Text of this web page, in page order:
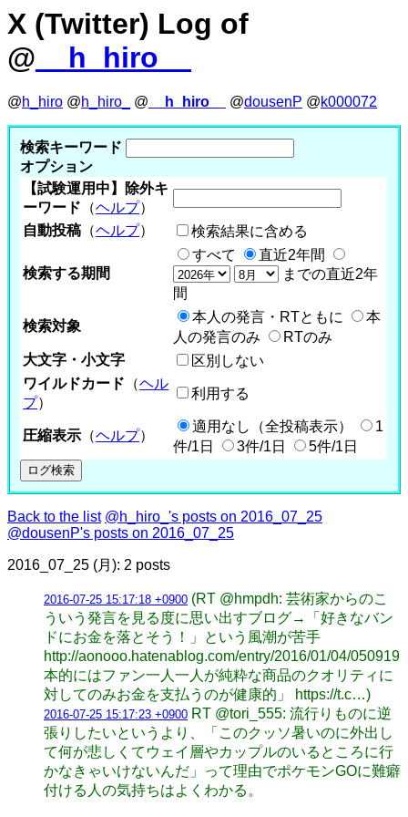
X (Twitter) Log of
@ __h_hiro__
@h_hiro @h_hiro_ @ __h_hiro__ @dousenP @k000072
検索キーワード
オプション
【試験運用中】除外キ
ーワード （ヘルプ）
自動投稿 （ヘルプ） 検索結果に含める
検索する期間
すべて
直近2年間
までの直近2年
間
検索対象
本人の発言・RTともに
本
人の発言のみ
RTのみ
大文字・小文字
区別しない
ワイルドカード （ヘル
プ）
利用する
圧縮表示 （ヘルプ）
適用なし（全投稿表示）
1
件/1日
3件/1日 5件/1日
Back to the list @h_hiro_'s posts on 2016_07_25
@dousenP's posts on 2016_07_25
2016_07_25 (月): 2 posts
2016-07-25 15:17:18 +0900 (RT @hmpdh: 芸術家からのこ
ういう発言を見る度に思い出すブログ→「好きなバン
ドにお金を落とそう！」という風潮が苦手
http://aonooo.hatenablog.com/entry/2016/01/04/050919
本的にはファン一人一人が純粋な商品のクオリティに
対してのみお金を支払うのが健康的」 https://t.c…)
2016-07-25 15:17:23 +0900 RT @tori_555: 流行りものに逆
張りしたいというより、「このクッソ暑いのに外出し
て何が悲しくてウェイ層やカップルのいるところに行
かなきゃいけないんだ」って理由でポケモンGOに難癖
付ける人の気持ちはよくわかる。